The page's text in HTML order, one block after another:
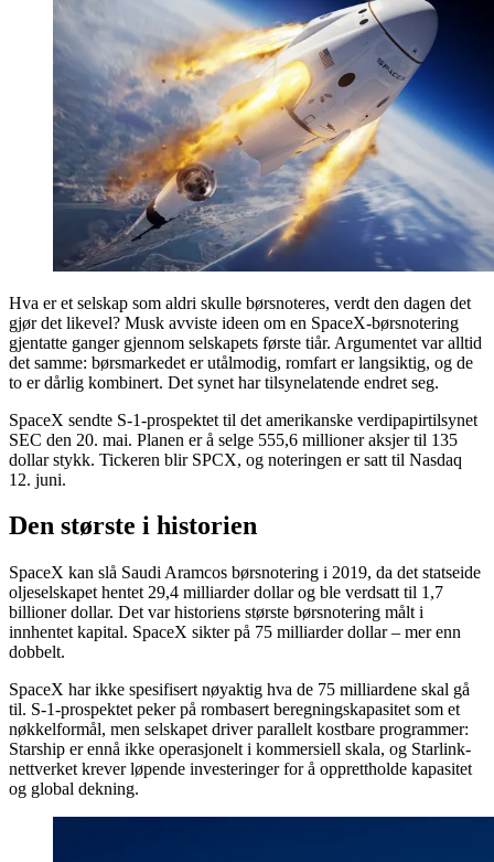
Hva er et selskap som aldri skulle børsnoteres, verdt den dagen det
gjør det likevel? Musk avviste ideen om en SpaceX-børsnotering
gjentatte ganger gjennom selskapets første tiår. Argumentet var alltid
det samme: børsmarkedet er utålmodig, romfart er langsiktig, og de
to er dårlig kombinert. Det synet har tilsynelatende endret seg.
SpaceX sendte S-1-prospektet til det amerikanske verdipapirtilsynet
SEC den 20. mai. Planen er å selge 555,6 millioner aksjer til 135
dollar stykk. Tickeren blir SPCX, og noteringen er satt til Nasdaq
12. juni.
Den største i historien
SpaceX kan slå Saudi Aramcos børsnotering i 2019, da det statseide
oljeselskapet hentet 29,4 milliarder dollar og ble verdsatt til 1,7
billioner dollar. Det var historiens største børsnotering målt i
innhentet kapital. SpaceX sikter på 75 milliarder dollar – mer enn
dobbelt.
SpaceX har ikke spesifisert nøyaktig hva de 75 milliardene skal gå
til. S-1-prospektet peker på rombasert beregningskapasitet som et
nøkkelformål, men selskapet driver parallelt kostbare programmer:
Starship er ennå ikke operasjonelt i kommersiell skala, og Starlink-
nettverket krever løpende investeringer for å opprettholde kapasitet
og global dekning.